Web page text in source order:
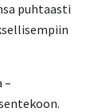
puhtaasti
–